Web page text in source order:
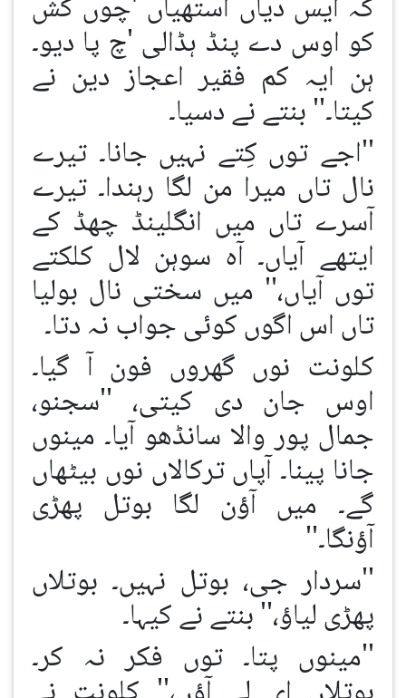
کو اوس دے پنڈ ہڈالی 'چ پا دیو۔
ہن ایہ کم فقیر اعجاز دین نے
کیتا۔'' بنتے نے دسیا۔
''اجے توں کِتے نہیں جانا۔ تیرے
نال تاں میرا من لگا رہندا۔ تیرے
آسرے تاں میں انگلینڈ چھڈ کے
ایتھے آیاں۔ آہ سوہن لال کلکتے
توں آیاں،'' میں سختی نال بولیا
تاں اس اگوں کوئی جواب نہ دتا۔
کلونت نوں گھروں فون آ گیا۔
اوس جان دی کیتی، ''سجنو،
جمال پور والا سانڈھو آیا۔ مینوں
جانا پینا۔ آپاں ترکالاں نوں بیٹھاں
گے۔ میں آؤن لگا بوتل پھڑی
آؤنگا۔''
''سردار جی، بوتل نہیں۔ بوتلاں
پھڑی لیاؤ،'' بنتے نے کیہا۔
''مینوں پتا۔ توں فکر نہ کر۔